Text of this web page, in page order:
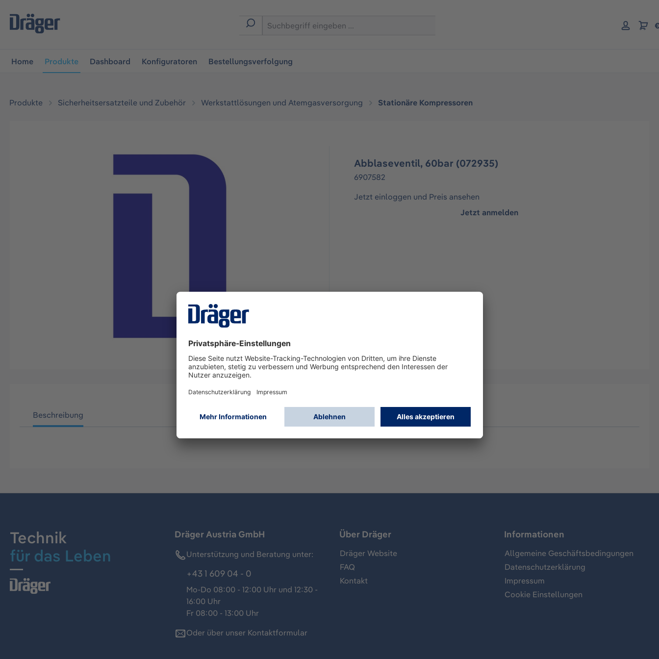
springen
Home Produkte Dashboard Konfiguratoren Bestellungsverfolgung
Produkte Sicherheitsersatzteile und Zubehör Werkstattlösungen und Atemgasversorgung Stationäre Kompressoren
Abblaseventil, 60bar (072935)
6907582
Jetzt einloggen und Preis ansehen
Jetzt anmelden
Beschreibung
Technik
für das Leben
Dräger Austria GmbH
Unterstützung und Beratung unter:
+43 1 609 04 - 0
Mo-Do 08:00 - 12:00 Uhr und 12:30 -
16:00 Uhr
Fr 08:00 - 13:00 Uhr
Oder über unser Kontaktformular
Über Dräger
Dräger Website
FAQ
Kontakt
Informationen
Allgemeine Geschäftsbedingungen
Datenschutzerklärung
Impressum
Cookie Einstellungen